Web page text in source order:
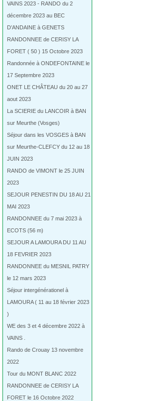
VAINS 2023 - RANDO du 2
décembre 2023 au BEC
D’ANDAINE à GENETS
RANDONNEE de CERISY LA
FORET ( 50 ) 15 Octobre 2023
Randonnée à ONDEFONTAINE le
17 Septembre 2023
ONET LE CHÂTEAU du 20 au 27
aout 2023
La SCIERIE du LANCOIR à BAN
sur Meurthe (Vosges)
Séjour dans les VOSGES à BAN
sur Meurthe-CLEFCY du 12 au 18
JUIN 2023
RANDO de VIMONT le 25 JUIN
2023
SEJOUR PENESTIN DU 18 AU 21
MAI 2023
RANDONNEE du 7 mai 2023 à
ECOTS (56 m)
SEJOUR A LAMOURA DU 11 AU
18 FEVRIER 2023
RANDONNEE du MESNIL PATRY
le 12 mars 2023
Séjour intergénérationel à
LAMOURA ( 11 au 18 février 2023
)
WE des 3 et 4 décembre 2022 à
VAINS .
Rando de Crouay 13 novembre
2022
Tour du MONT BLANC 2022
RANDONNEE de CERISY LA
FORET le 16 Octobre 2022